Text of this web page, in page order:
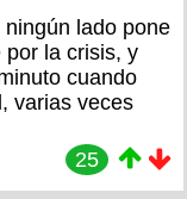
lado pone
por la crisis, y
cuando
varias veces
25